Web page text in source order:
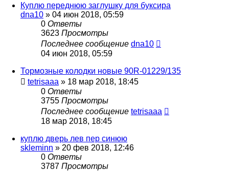
Куплю переднюю заглушку для буксира
dna10 » 04 июн 2018, 05:59
0 Ответы
3623 Просмотры
Последнее сообщение dna10
04 июн 2018, 05:59
Тормозные колодки новые 90R-01229/135
tetrisaaa » 18 мар 2018, 18:45
0 Ответы
3755 Просмотры
Последнее сообщение tetrisaaa
18 мар 2018, 18:45
куплю дверь лев пер синюю
skleminn » 20 фев 2018, 12:46
0 Ответы
3787 Просмотры